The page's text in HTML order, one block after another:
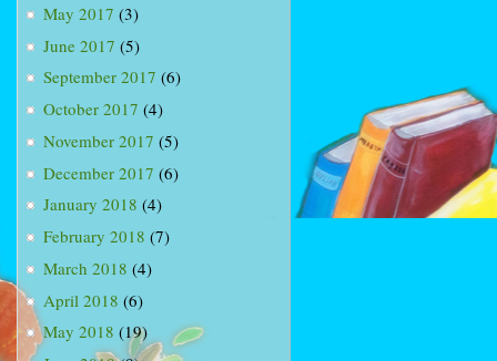
May 2017 (3)
June 2017 (5)
September 2017 (6)
October 2017 (4)
November 2017 (5)
December 2017 (6)
January 2018 (4)
February 2018 (7)
March 2018 (4)
April 2018 (6)
May 2018 (19)